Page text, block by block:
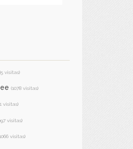
visitas)
(1078 visitas)
visitas)
visitas)
visitas)